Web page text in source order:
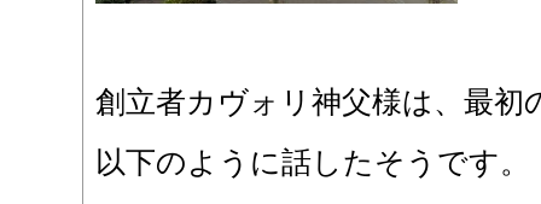
創立者カヴォリ神父様は、最初
以下のように話したそうです。